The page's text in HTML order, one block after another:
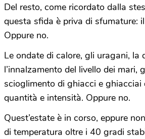
Del resto, come ricordato dalla
questa sfida è priva di sfumature:
Oppure no.
Le ondate di calore, gli uragani, la
l’innalzamento del livello dei mari,
scioglimento di ghiacci e ghiacciai
quantità e intensità. Oppure no.
Quest’estate è in corso, eppure
di temperatura oltre i 40 gradi